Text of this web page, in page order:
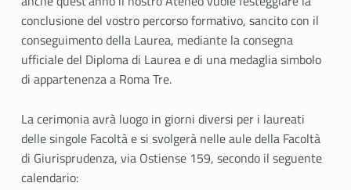
m
o
n
i
a
d
conclusione del vostro percorso formativo, sancito con il
conseguimento della Laurea, mediante la consegna
ufficiale del Diploma di Laurea e di una medaglia simbolo
di appartenenza a Roma Tre.
La cerimonia avrà luogo in giorni diversi per i laureati
delle singole Facoltà e si svolgerà nelle aule della Facoltà
di Giurisprudenza, via Ostiense 159, secondo il seguente
calendario: